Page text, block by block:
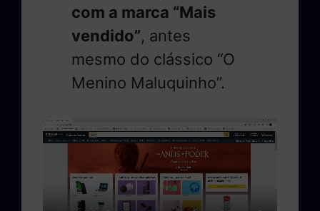
com a marca “Mais
vendido”, antes
mesmo do clássico “O
Menino Maluquinho”.